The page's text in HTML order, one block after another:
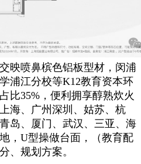
映喷鼻槟色铝板型材，闵浦
浦江分校等K12教育资本环
比35%，便利拥享醇熟炊火
海、广州深圳、姑苏、杭
岛、厦门、武汉、三亚、海
，U型操做台面，（教育配
、规划方案。